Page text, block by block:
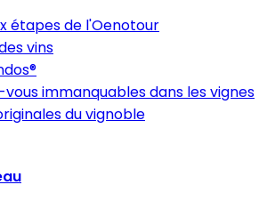
étapes de l'Oenotour
vins
vous immanquables dans les vignes
du vignoble